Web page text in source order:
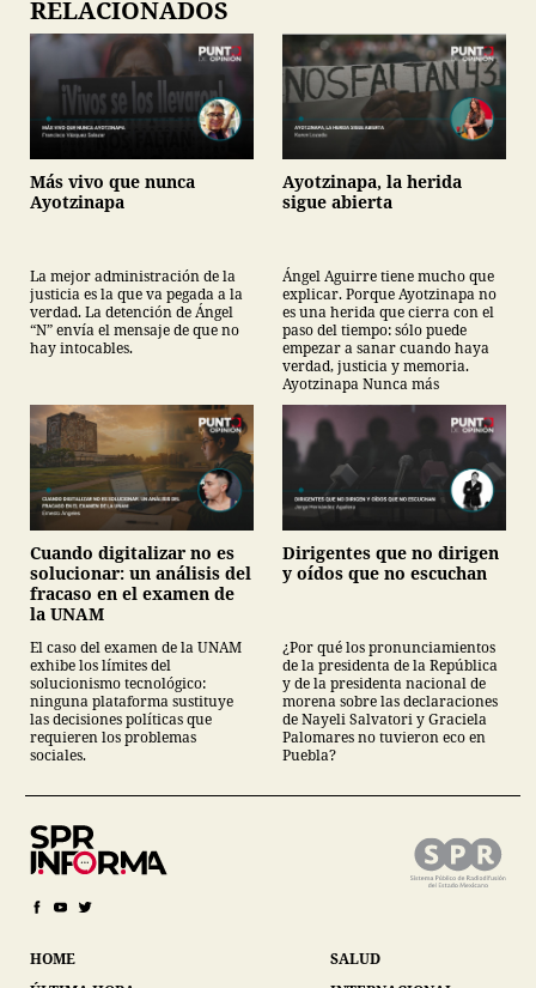
RELACIONADOS
Más vivo que nunca
Ayotzinapa
La mejor administración de la
justicia es la que va pegada a la
verdad. La detención de Ángel
“N” envía el mensaje de que no
hay intocables.
Ayotzinapa, la herida
sigue abierta
Ángel Aguirre tiene mucho que
explicar. Porque Ayotzinapa no
es una herida que cierra con el
paso del tiempo: sólo puede
empezar a sanar cuando haya
verdad, justicia y memoria.
Ayotzinapa Nunca más
Cuando digitalizar no es
solucionar: un análisis del
fracaso en el examen de
la UNAM
El caso del examen de la UNAM
exhibe los límites del
solucionismo tecnológico:
ninguna plataforma sustituye
las decisiones políticas que
requieren los problemas
sociales.
Dirigentes que no dirigen
y oídos que no escuchan
¿Por qué los pronunciamientos
de la presidenta de la República
y de la presidenta nacional de
morena sobre las declaraciones
de Nayeli Salvatori y Graciela
Palomares no tuvieron eco en
Puebla?
HOME
SALUD